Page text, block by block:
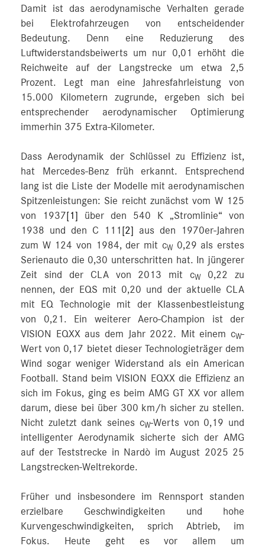
Damit ist das aerodynamische Verhalten gerade
bei Elektrofahrzeugen von entscheidender
Bedeutung. Denn eine Reduzierung des
Luftwiderstandsbeiwerts um nur 0,01 erhöht die
Reichweite auf der Langstrecke um etwa 2,5
Prozent. Legt man eine Jahresfahrleistung von
15.000 Kilometern zugrunde, ergeben sich bei
entsprechender aerodynamischer Optimierung
immerhin 375 Extra-Kilometer.
Dass Aerodynamik der Schlüssel zu Effizienz ist,
hat Mercedes‑Benz früh erkannt. Entsprechend
lang ist die Liste der Modelle mit aerodynamischen
Spitzenleistungen: Sie reicht zunächst vom W 125
von 1937[1]
über den 540 K „Stromlinie“ von
1938 und den C 111 [2]
aus den 1970er-Jahren
zum W 124 von 1984, der mit cW0,29 als erstes
Serienauto die 0,30 unterschritten hat. In jüngerer
Zeit sind der CLA von 2013 mit cW0,22 zu
nennen, der EQS mit 0,20 und der aktuelle CLA
mit EQ Technologie mit der Klassenbestleistung
von 0,21. Ein weiterer Aero-Champion ist der
VISION EQXX aus dem Jahr 2022. Mit einem cW-
Wert von 0,17 bietet dieser Technologieträger dem
Wind sogar weniger Widerstand als ein American
Football. Stand beim VISION EQXX die Effizienz an
sich im Fokus, ging es beim AMG GT XX vor allem
darum, diese bei über 300 km/h sicher zu stellen.
Nicht zuletzt dank seines cW-Werts von 0,19 und
intelligenter Aerodynamik sicherte sich der AMG
auf der Teststrecke in Nardò im August 2025 25
Langstrecken-Weltrekorde.
Früher und insbesondere im Rennsport standen
erzielbare Geschwindigkeiten und hohe
Kurvengeschwindigkeiten, sprich Abtrieb, im
Fokus. Heute geht es vor allem um